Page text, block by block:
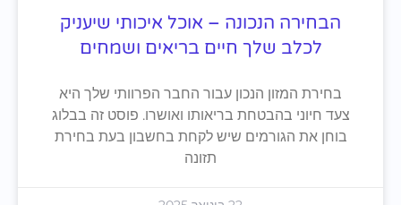
הבחירה הנכונה – אוכל איכותי שיעניק
לכלב שלך חיים בריאים ושמחים
בחירת המזון הנכון עבור החבר הפרוותי שלך היא
צעד חיוני בהבטחת בריאותו ואושרו. פוסט זה בבלוג
בוחן את הגורמים שיש לקחת בחשבון בעת בחירת
תזונה